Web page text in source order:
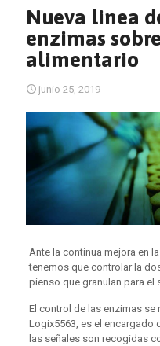
Nueva linea
enzimas
alimentario
junio 25, 2019
Ante la continua mejora en
tenemos que controlar la
pienso que granulan para el
El control de las enzimas se
Logix5563, es el encargado
las señales son recogidas